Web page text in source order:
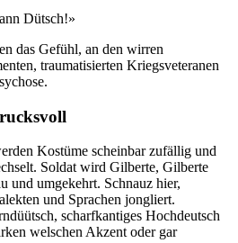
Dütsch!»
das Gefühl, an den wirren
traumatisierten Kriegsveteranen
Kostüme scheinbar zufällig und
Soldat wird Gilberte, Gilberte
und umgekehrt. Schnauz hier,
und Sprachen jongliert.
scharfkantiges Hochdeutsch
welschen Akzent oder gar